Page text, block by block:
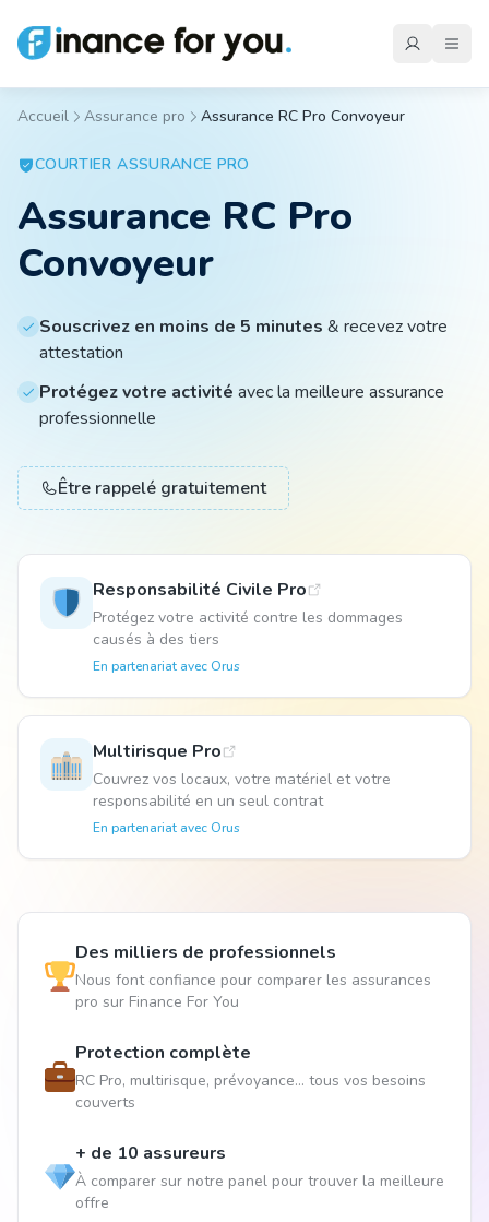
Emprunteur
Moto
Habitation
Animal
Pro
Accueil Assurance pro Assurance RC Pro Convoyeur
COURTIERASSURANCE PRO
Assurance RC Pro
Convoyeur
Souscrivez en moins de 5 minutes & recevez votre
attestation
Protégez votre activité avec la meilleure assurance
professionnelle
Être rappelé gratuitement
Responsabilité Civile Pro
Protégez votre activité contre les dommages
causés à des tiers
En partenariat avecOrus
Multirisque Pro
Couvrez vos locaux, votre matériel et votre
responsabilité en un seul contrat
En partenariat avecOrus
Des milliers de professionnels
Nous font confiance pour comparer les assurances
pro sur Finance For You
Protection complète
RC Pro, multirisque, prévoyance... tous vos besoins
couverts
+ de 10 assureurs
À comparer sur notre panel pour trouver la meilleure
offre